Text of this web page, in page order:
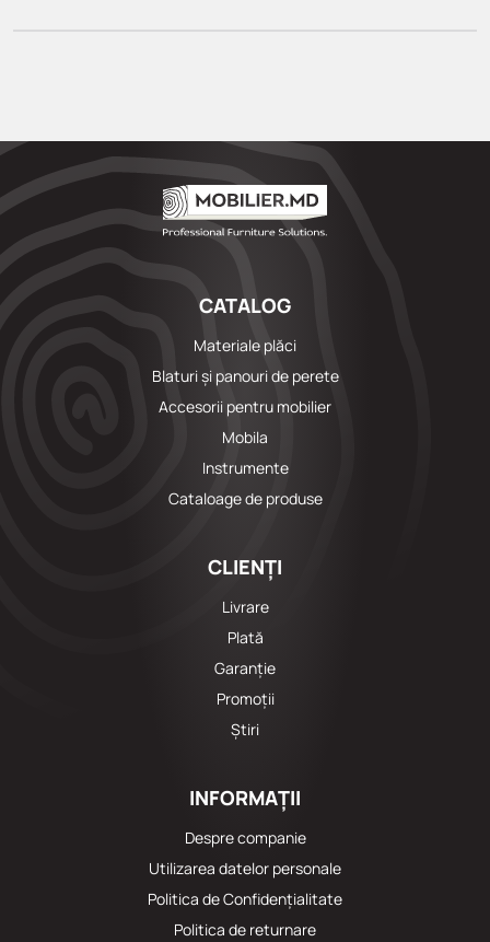
CATALOG
Materiale plăci
Blaturi și panouri de perete
Accesorii pentru mobilier
Mobila
Instrumente
Cataloage de produse
CLIENȚI
Livrare
Plată
Garanție
Promoții
Știri
INFORMAȚII
Despre companie
Utilizarea datelor personale
Politica de Confidențialitate
Politica de returnare